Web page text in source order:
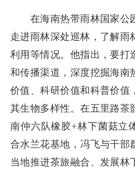
在海南热带雨林国家公
走进雨林深处巡林，了解雨
利用等情况。他指出，要打
和传播渠道，深度挖掘海南
价值、科研价值和科普价值
其生物多样性。在五里路茶
南仲六队橡胶+林下菌菇立
合水兰花基地，冯飞与干部
当地推进茶旅融合、发展林